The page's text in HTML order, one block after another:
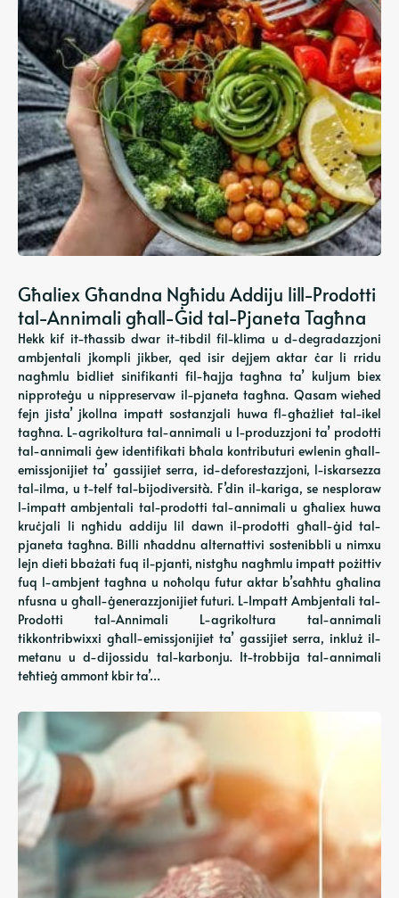
Għaliex Għandna Ngħidu Addiju lill-Prodotti
tal-Annimali għall-Ġid tal-Pjaneta Tagħna
Hekk kif it-tħassib dwar it-tibdil fil-klima u d-degradazzjoni
ambjentali jkompli jikber, qed isir dejjem aktar ċar li rridu
nagħmlu bidliet sinifikanti fil-ħajja tagħna ta’ kuljum biex
nipproteġu u nippreservaw il-pjaneta tagħna. Qasam wieħed
fejn jista’ jkollna impatt sostanzjali huwa fl-għażliet tal-ikel
tagħna. L-agrikoltura tal-annimali u l-produzzjoni ta’ prodotti
tal-annimali ġew identifikati bħala kontributuri ewlenin għall-
emissjonijiet ta’ gassijiet serra, id-deforestazzjoni, l-iskarsezza
tal-ilma, u t-telf tal-bijodiversità. F’din il-kariga, se nesploraw
l-impatt ambjentali tal-prodotti tal-annimali u għaliex huwa
kruċjali li ngħidu addiju lil dawn il-prodotti għall-ġid tal-
pjaneta tagħna. Billi nħaddnu alternattivi sostenibbli u nimxu
lejn dieti bbażati fuq il-pjanti, nistgħu nagħmlu impatt pożittiv
fuq l-ambjent tagħna u noħolqu futur aktar b’saħħtu għalina
nfusna u għall-ġenerazzjonijiet futuri. L-Impatt Ambjentali tal-
Prodotti tal-Annimali L-agrikoltura tal-annimali
tikkontribwixxi għall-emissjonijiet ta’ gassijiet serra, inkluż il-
metanu u d-dijossidu tal-karbonju. It-trobbija tal-annimali
teħtieġ ammont kbir ta’…